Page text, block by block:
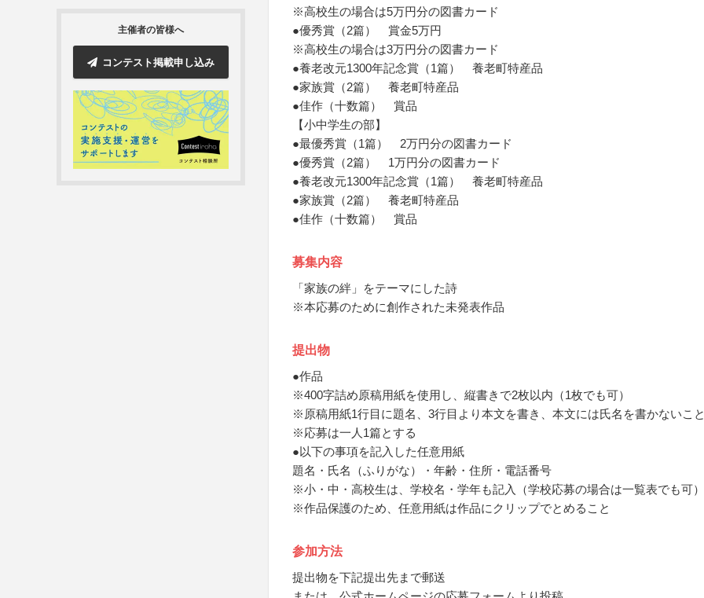
主催者の皆様へ
コンテスト掲載申し込み
※高校生の場合は5万円分の図書カード
●優秀賞（2篇） 賞金5万円
※高校生の場合は3万円分の図書カード
●養老改元1300年記念賞（1篇） 養老町特産品
●家族賞（2篇） 養老町特産品
●佳作（十数篇） 賞品
【小中学生の部】
●最優秀賞（1篇） 2万円分の図書カード
●優秀賞（2篇） 1万円分の図書カード
●養老改元1300年記念賞（1篇） 養老町特産品
●家族賞（2篇） 養老町特産品
●佳作（十数篇） 賞品
募集内容
「家族の絆」をテーマにした詩
※本応募のために創作された未発表作品
提出物
●作品
※400字詰め原稿用紙を使用し、縦書きで2枚以内（1枚でも可）
※原稿用紙1行目に題名、3行目より本文を書き、本文には氏名を書かないこと
※応募は一人1篇とする
●以下の事項を記入した任意用紙
題名・氏名（ふりがな）・年齢・住所・電話番号
※小・中・高校生は、学校名・学年も記入（学校応募の場合は一覧表でも可）
※作品保護のため、任意用紙は作品にクリップでとめること
参加方法
提出物を下記提出先まで郵送